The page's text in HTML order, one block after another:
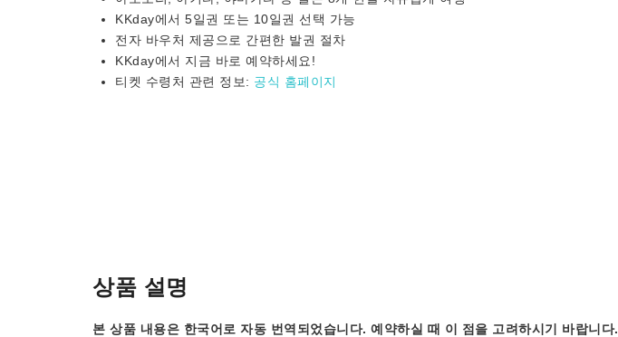
KKday에서 5일권 또는 10일권 선택 가능
전자 바우처 제공으로 간편한 발권 절차
KKday에서 지금 바로 예약하세요!
티켓 수령처 관련 정보: 공식 홈페이지
상품 설명
본 상품 내용은 한국어로 자동 번역되었습니다. 예약하실 때 이 점을 고려하시기 바랍니다.